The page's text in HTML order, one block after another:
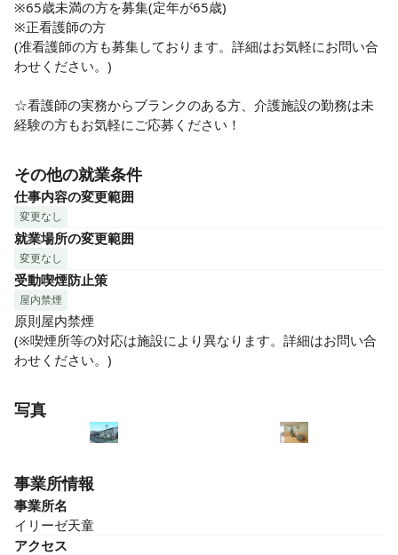
※65歳未満の方を募集(定年が65歳)
※正看護師の方
(准看護師の方も募集しております。詳細はお気軽にお問い合
わせください。)
☆看護師の実務からブランクのある方、介護施設の勤務は未
経験の方もお気軽にご応募ください！
その他の就業条件
仕事内容の変更範囲
変更なし
就業場所の変更範囲
変更なし
受動喫煙防止策
屋内禁煙
原則屋内禁煙
(※喫煙所等の対応は施設により異なります。詳細はお問い合
わせください。)
写真
事業所情報
事業所名
イリーゼ天童
アクセス